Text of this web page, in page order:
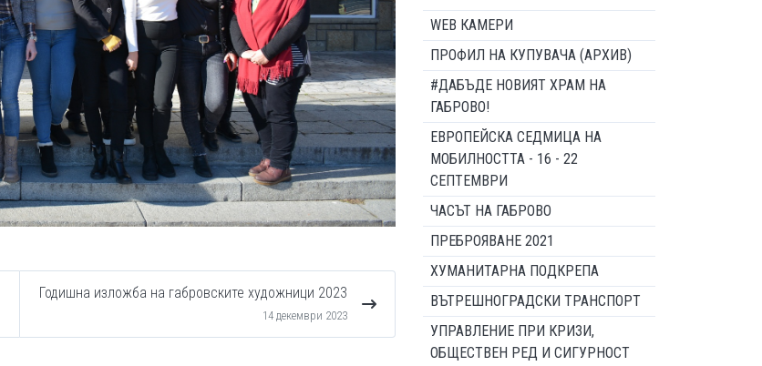
Годишна изложба на габровските художници 2023
14 декември 2023
WEB КАМЕРИ
ПРОФИЛ НА КУПУВАЧА (АРХИВ)
#ДАБЪДЕ НОВИЯТ ХРАМ НА
ГАБРОВО!
ЕВРОПЕЙСКА СЕДМИЦА НА
МОБИЛНОСТТА - 16 - 22
СЕПТЕМВРИ
ЧАСЪТ НА ГАБРОВО
ПРЕБРОЯВАНЕ 2021
ХУМАНИТАРНА ПОДКРЕПА
ВЪТРЕШНОГРАДСКИ ТРАНСПОРТ
УПРАВЛЕНИЕ ПРИ КРИЗИ,
ОБЩЕСТВЕН РЕД И СИГУРНОСТ